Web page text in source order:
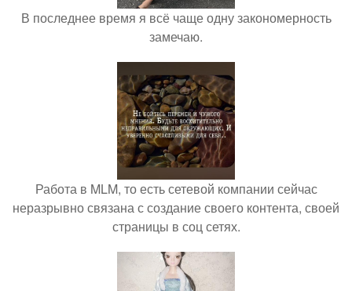
В последнее время я всё чаще одну закономерность
замечаю.
Работа в MLM, то есть сетевой компании сейчас
неразрывно связана с создание своего контента, своей
страницы в соц сетях.